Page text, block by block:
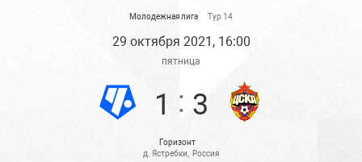
Молодежная лига Тур 14
29 октября 2021, 16:00
пятница
1 : 3
Горизонт
д. Ястребки
Россия